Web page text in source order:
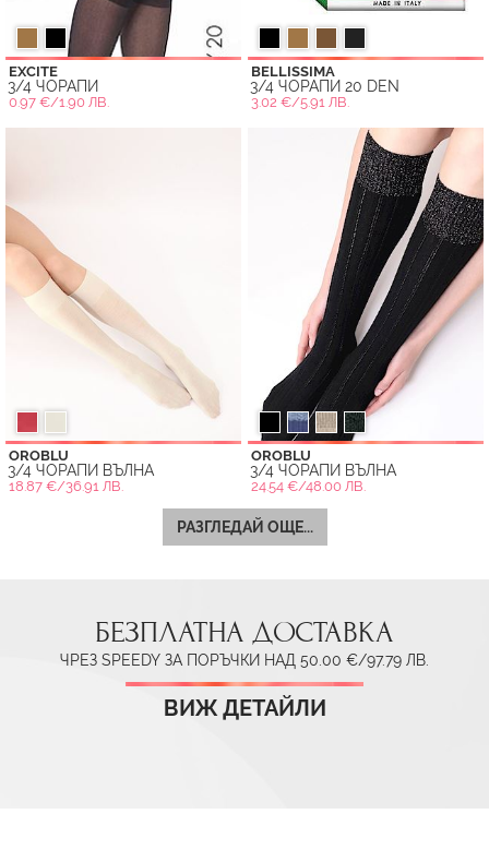
EXCITE
3/4 ЧОРАПИ
0.97 €/1.90 ЛВ.
BELLISSIMA
3/4 ЧОРАПИ 20 DEN
3.02 €/5.91 ЛВ.
OROBLU
3/4 ЧОРАПИ ВЪЛНА
18.87 €/36.91 ЛВ.
OROBLU
3/4 ЧОРАПИ ВЪЛНА
24.54 €/48.00 ЛВ.
РАЗГЛЕДАЙ ОЩЕ...
БЕЗПЛАТНА ДОСТАВКА
ЧРЕЗ SPEEDY ЗА ПОРЪЧКИ НАД 50.00 €/97.79 ЛВ.
ВИЖ ДЕТАЙЛИ